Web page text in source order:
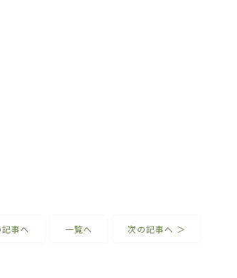
事へ 一覧へ 次の記事へ ＞